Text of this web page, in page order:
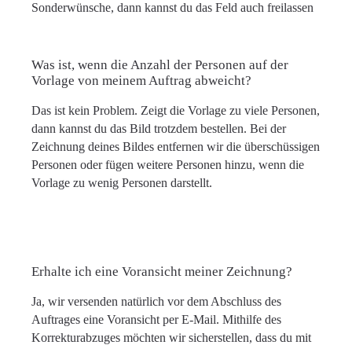
Sonderwünsche, dann kannst du das Feld auch freilassen
Was ist, wenn die Anzahl der Personen auf der
Vorlage von meinem Auftrag abweicht?
Das ist kein Problem. Zeigt die Vorlage zu viele Personen,
dann kannst du das Bild trotzdem bestellen. Bei der
Zeichnung deines Bildes entfernen wir die überschüssigen
Personen oder fügen weitere Personen hinzu, wenn die
Vorlage zu wenig Personen darstellt.
Erhalte ich eine Voransicht meiner Zeichnung?
Ja, wir versenden natürlich vor dem Abschluss des
Auftrages eine Voransicht per E-Mail. Mithilfe des
Korrekturabzuges möchten wir sicherstellen, dass du mit